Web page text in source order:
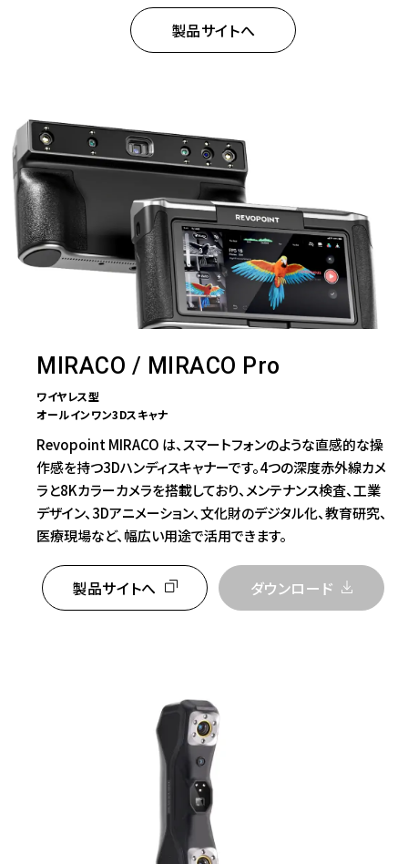
製品サイトへ
MIRACO / MIRACO Pro
ワイヤレス型
オールインワン3Dスキャナ
Revopoint MIRACO は、スマートフォンのような直感的な操
作感を持つ3Dハンディスキャナーです。4つの深度赤外線カメ
ラと8Kカラーカメラを搭載しており、メンテナンス検査、工業
デザイン、3Dアニメーション、文化財のデジタル化、教育研究、
医療現場など、幅広い用途で活用できます。
製品サイトへ ダウンロード